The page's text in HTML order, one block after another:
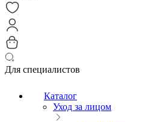
Для специалистов
Каталог
Уход за лицом